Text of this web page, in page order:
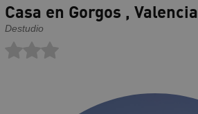
Casa en Gorgos , Valencia
Destudio